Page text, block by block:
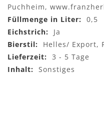
Puchheim,
0,5
Ja
Helles/ Export,
3 - 5 Tage
Sonstiges